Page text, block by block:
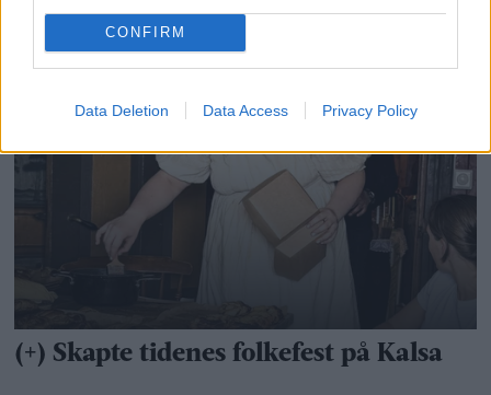
CONFIRM
Data Deletion Data Access Privacy Policy